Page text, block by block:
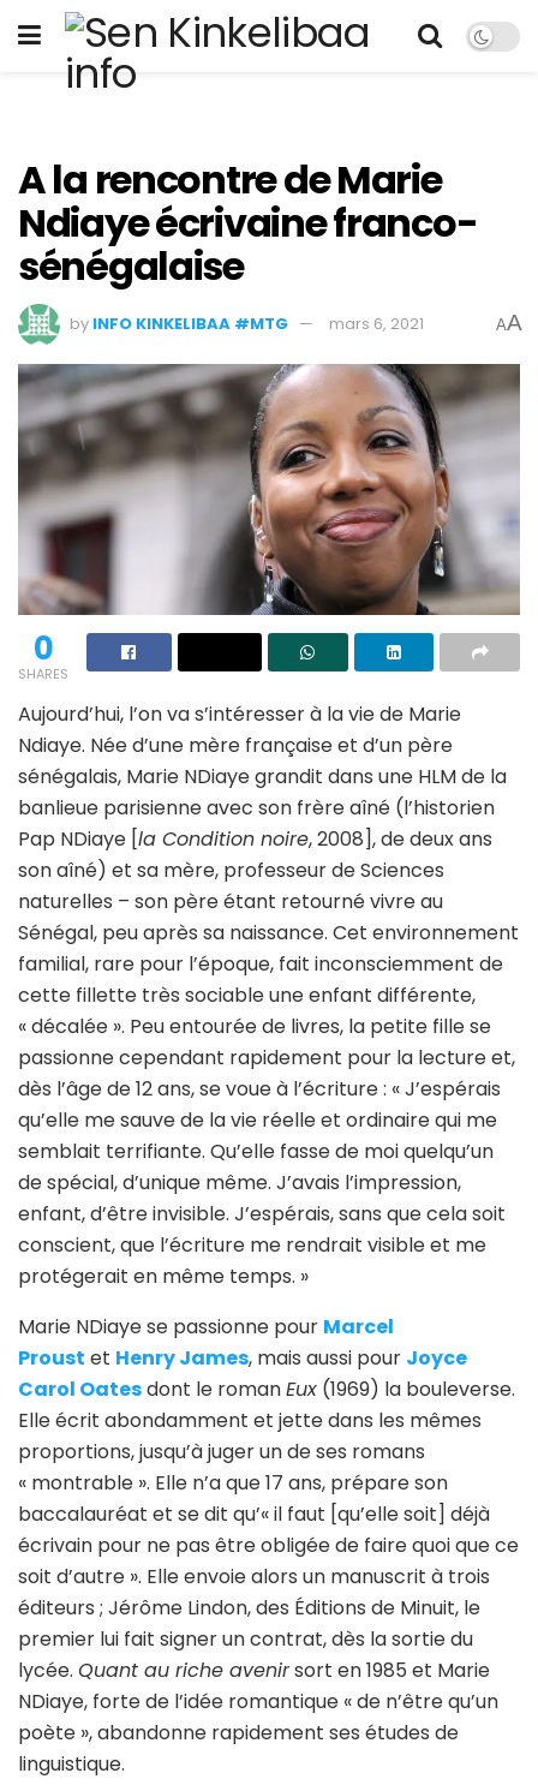
A la rencontre de Marie
Ndiaye écrivaine franco-
sénégalaise
by INFO KINKELIBAA #MTG mars 6, 2021 AA
0
SHARES
Aujourd’hui, l’on va s’intéresser à la vie de Marie
Ndiaye. Née d’une mère française et d’un père
sénégalais, Marie NDiaye grandit dans une HLM de la
banlieue parisienne avec son frère aîné (l’historien
Pap NDiaye [la Condition noire, 2008], de deux ans
son aîné) et sa mère, professeur de Sciences
naturelles – son père étant retourné vivre au
Sénégal, peu après sa naissance. Cet environnement
familial, rare pour l’époque, fait inconsciemment de
cette fillette très sociable une enfant différente,
« décalée ». Peu entourée de livres, la petite fille se
passionne cependant rapidement pour la lecture et,
dès l’âge de 12 ans, se voue à l’écriture : « J’espérais
qu’elle me sauve de la vie réelle et ordinaire qui me
semblait terrifiante. Qu’elle fasse de moi quelqu’un
de spécial, d’unique même. J’avais l’impression,
enfant, d’être invisible. J’espérais, sans que cela soit
conscient, que l’écriture me rendrait visible et me
protégerait en même temps. »
Marie NDiaye se passionne pour Marcel
Proust et Henry James, mais aussi pour Joyce
Carol Oatesdont le romanEux (1969) la bouleverse.
Elle écrit abondamment et jette dans les mêmes
proportions, jusqu’à juger un de ses romans
« montrable ». Elle n’a que 17 ans, prépare son
baccalauréat et se dit qu’« il faut [qu’elle soit] déjà
écrivain pour ne pas être obligée de faire quoi que ce
soit d’autre ». Elle envoie alors un manuscrit à trois
éditeurs ; Jérôme Lindon, des Éditions de Minuit, le
premier lui fait signer un contrat, dès la sortie du
lycée. Quant au riche avenirsort en 1985 et Marie
NDiaye, forte de l’idée romantique « de n’être qu’un
poète », abandonne rapidement ses études de
linguistique.